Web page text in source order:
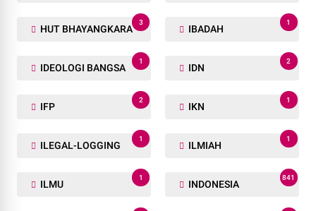
HUT BHAYANGKARA
3
IBADAH
1
IDEOLOGI BANGSA
1
IDN
2
IFP
2
IKN
1
ILEGAL-LOGGING
1
ILMIAH
1
ILMU
1
INDONESIA
841